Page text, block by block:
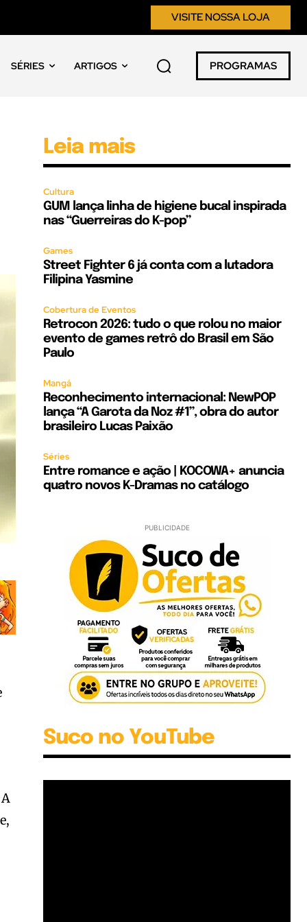
VISITE NOSSA LOJA
SÉRIES ARTIGOS PROGRAMAS
Leia mais
Cultura
GUM lança linha de higiene bucal inspirada
nas “Guerreiras do K-pop”
Games
Street Fighter 6 já conta com a lutadora
Filipina Yasmine
Cobertura de Eventos
Retrocon 2026: tudo o que rolou no maior
evento de games retrô do Brasil em São
Paulo
Mangá
Reconhecimento internacional: NewPOP
lança “A Garota da Noz #1”, obra do autor
brasileiro Lucas Paixão
Séries
Entre romance e ação | KOCOWA+ anuncia
quatro novos K-Dramas no catálogo
PUBLICIDADE
Suco no YouTube